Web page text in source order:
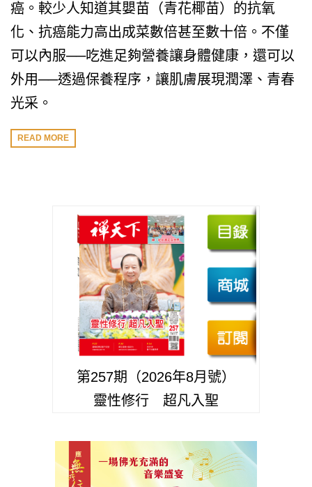
癌。較少人知道其嬰苗（青花椰苗）的抗氧
化、抗癌能力高出成菜數倍甚至數十倍。不僅
可以內服──吃進足夠營養讓身體健康，還可以
外用──透過保養程序，讓肌膚展現潤澤、青春
光采。
READ MORE
第257期（2026年8月號）
靈性修行 超凡入聖